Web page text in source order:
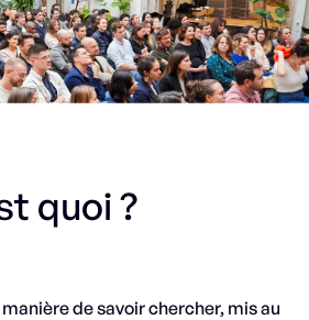
quoi ?
manière de savoir chercher, mis au